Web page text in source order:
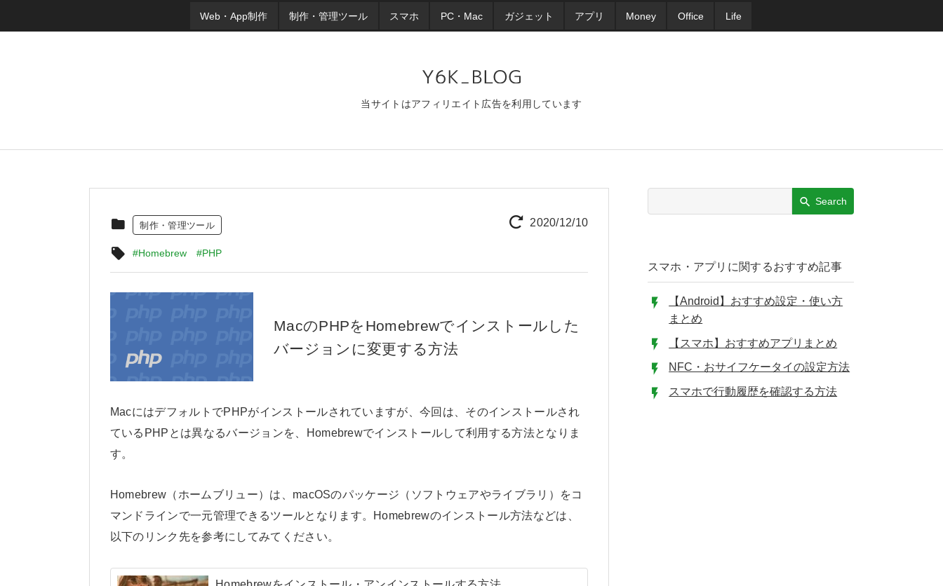
Web・App制作 制作・管理ツール スマホ PC・Mac ガジェット アプリ Money Office Life
当サイトはアフィリエイト広告を利用しています
2020/12/10
制作・管理ツール
#Homebrew #PHP
MacのPHPをHomebrewでインストールした
バージョンに変更する方法
MacにはデフォルトでPHPがインストールされていますが、今回は、そのインストールされ
ているPHPとは異なるバージョンを、Homebrewでインストールして利用する方法となりま
す。
Homebrew（ホームブリュー）は、macOSのパッケージ（ソフトウェアやライブラリ）をコ
マンドラインで一元管理できるツールとなります。Homebrewのインストール方法などは、
以下のリンク先を参考にしてみてください。
Search
スマホ・アプリに関するおすすめ記事
【Android】おすすめ設定・使い方
まとめ
【スマホ】おすすめアプリまとめ
NFC・おサイフケータイの設定方法
スマホで行動履歴を確認する方法